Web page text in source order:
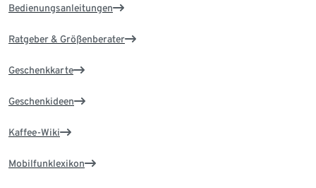
Bedienungsanleitungen
Ratgeber & Größenberater
Geschenkkarte
Geschenkideen
Kaffee-Wiki
Mobilfunklexikon